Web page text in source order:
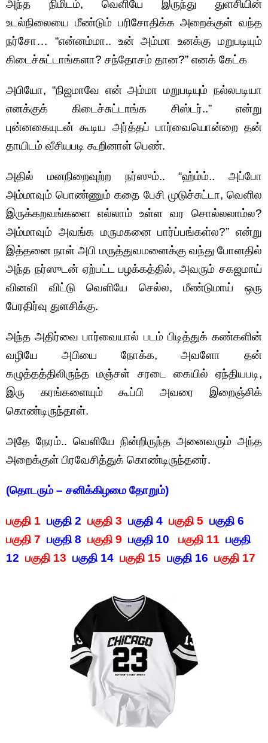
அந்த நிமிடம், வெளியே இருந்து துளசியின்
உடல்நிலையை மீண்டும் பரிசோதிக்க அறைக்குள் வந்த
நர்சோ… “என்னம்மா.. உன் அம்மா உனக்கு மறுபடியும்
கிடைச்சுட்டாங்களா? சந்தோசம் தான?” எனக் கேட்க
அபியோ, “நிஜமாவே என் அம்மா மறுபடியும் நல்லபடியா
எனக்குக் கிடைச்சுட்டாங்க சிஸ்டர்..” என்று
புன்னகையுடன் கூடிய அர்த்தப் பார்வையொன்றை தன்
தாயிடம் வீசியபடி கூறினாள் பெண்.
அதில் மனநிறைவுற்ற நர்ஸும்.. “ஹ்ம்ம்.. அப்போ
அம்மாவும் பொண்ணும் கதை பேசி முடுச்சுட்டா, வெளில
இருக்கறவங்களை எல்லாம் உள்ள வர சொல்லலாம்ல?
அம்மாவும் அவங்க மருமகனை பார்ப்பங்கள்ல?” என்று
இத்தனை நாள் அபி மருத்துவமனைக்கு வந்து போனதில்
அந்த நர்ஸுடன் ஏற்பட்ட பழக்கத்தில், அவரும் சகஜமாய்
வினவி விட்டு வெளியே செல்ல, மீண்டுமாய் ஒரு
பேரதிர்வு துளசிக்கு.
அந்த அதிர்வை பார்வையால் படம் பிடித்துக் கண்களின்
வழியே அபியை நோக்க, அவளோ தன்
கழுத்தத்திலிருந்த மஞ்சள் சரடை கையில் ஏந்தியபடி,
இரு கரங்களையும் கூப்பி அவரை இறைஞ்சிக்
கொண்டிருந்தாள்.
அதே நேரம்.. வெளியே நின்றிருந்த அனைவரும் அந்த
அறைக்குள் பிரவேசித்துக் கொண்டிருந்தனர்.
(தொடரும் – சனிக்கிழமை தோறும்)
பகுதி 1 பகுதி 2 பகுதி 3 பகுதி 4 பகுதி 5 பகுதி 6
பகுதி 7 பகுதி 8 பகுதி 9 பகுதி 10 பகுதி 11 பகுதி
12 பகுதி 13 பகுதி 14 பகுதி 15 பகுதி 16 பகுதி 17